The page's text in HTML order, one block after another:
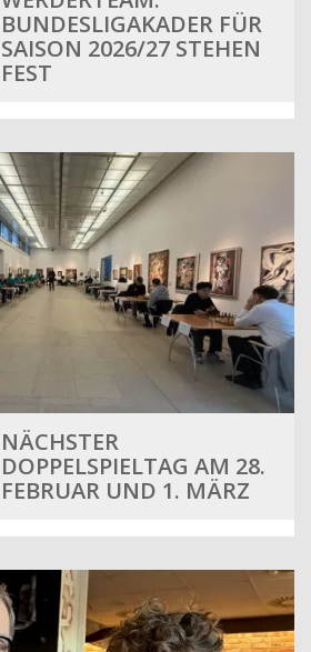
BUNDESLIGAKADER FÜR
SAISON 2026/27 STEHEN
FEST
NÄCHSTER
DOPPELSPIELTAG AM 28.
FEBRUAR UND 1. MÄRZ